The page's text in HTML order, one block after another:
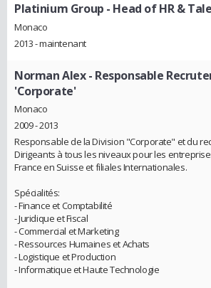
Platinium Group - Head of HR &
Monaco
2013 - maintenant
Norman Alex- Responsable
'Corporate'
Monaco
2009 - 2013
Responsable de la Division "Corporate" et du
Dirigeants à tous les niveaux pour les
France en Suisse et filiales Internationales.
Spécialités:
- Finance et Comptabilité
- Juridique et Fiscal
- Commercial et Marketing
- Ressources Humaines et Achats
- Logistique et Production
- Informatique et Haute Technologie